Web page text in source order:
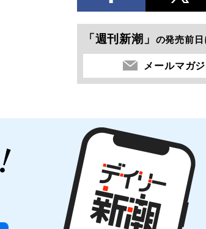
「週刊新潮」 の発売前日
メールマガ